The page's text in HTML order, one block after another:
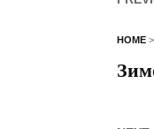
HOME>